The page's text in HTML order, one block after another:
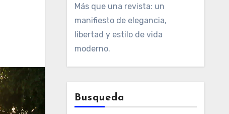
Más que una revista: un
manifiesto de elegancia,
libertad y estilo de vida
moderno.
Busqueda